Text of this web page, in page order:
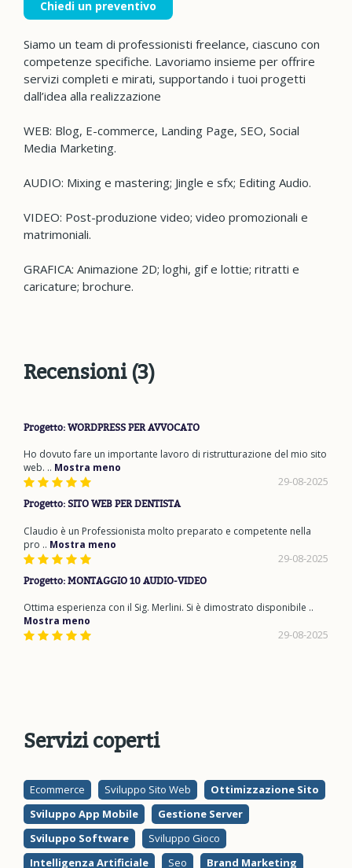
Chiedi un preventivo
Siamo un team di professionisti freelance, ciascuno con
competenze specifiche. Lavoriamo insieme per offrire
servizi completi e mirati, supportando i tuoi progetti
dall’idea alla realizzazione
WEB: Blog, E-commerce, Landing Page, SEO, Social
Media Marketing.
AUDIO: Mixing e mastering; Jingle e sfx; Editing Audio.
VIDEO: Post-produzione video; video promozionali e
matrimoniali.
GRAFICA: Animazione 2D; loghi, gif e lottie; ritratti e
caricature; brochure.
Recensioni (3)
Progetto:WORDPRESS PER AVVOCATO
Ho dovuto fare un importante lavoro di ristrutturazione del mio sito
web. .. Mostra meno
29-08-2025
Progetto:SITO WEB PER DENTISTA
Claudio è un Professionista molto preparato e competente nella
pro .. Mostra meno
29-08-2025
Progetto:MONTAGGIO 10 AUDIO-VIDEO
Ottima esperienza con il Sig. Merlini. Si è dimostrato disponibile ..
Mostra meno
29-08-2025
Servizi coperti
Ecommerce Sviluppo Sito Web
Ottimizzazione Sito
Sviluppo App Mobile
Gestione Server
Sviluppo Software
Sviluppo Gioco
Intelligenza Artificiale
Seo
Brand Marketing